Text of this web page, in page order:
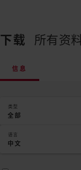
下载 所有资
信息
类型
全部
语言
中文